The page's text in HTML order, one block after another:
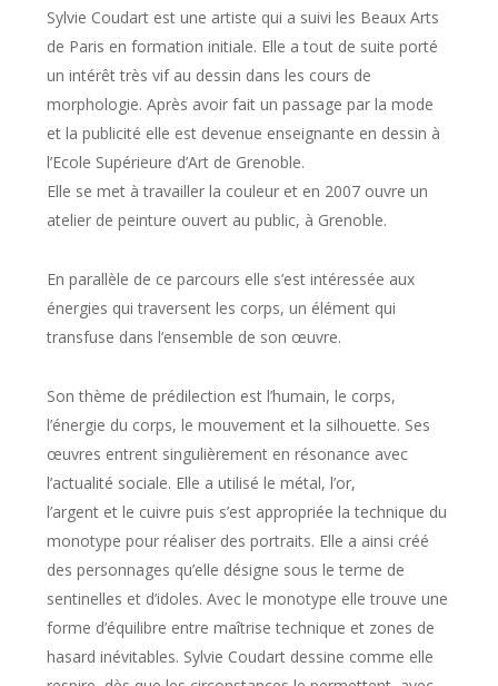
Sylvie Coudart est une artiste qui a suivi les Beaux Arts
de Paris en formation initiale. Elle a tout de suite porté
un intérêt très vif au dessin dans les cours de
morphologie. Après avoir fait un passage par la mode
et la publicité elle est devenue enseignante en dessin à
l’Ecole Supérieure d’Art de Grenoble.
Elle se met à travailler la couleur et en 2007 ouvre un
atelier de peinture ouvert au public, à Grenoble.
En parallèle de ce parcours elle s’est intéressée aux
énergies qui traversent les corps, un élément qui
transfuse dans l’ensemble de son œuvre.
Son thème de prédilection est l’humain, le corps,
l’énergie du corps, le mouvement et la silhouette. Ses
œuvres entrent singulièrement en résonance avec
l’actualité sociale. Elle a utilisé le métal, l’or,
l’argent et le cuivre puis s’est appropriée la technique du
monotype pour réaliser des portraits. Elle a ainsi créé
des personnages qu’elle désigne sous le terme de
sentinelles et d’idoles. Avec le monotype elle trouve une
forme d’équilibre entre maîtrise technique et zones de
hasard inévitables. Sylvie Coudart dessine comme elle